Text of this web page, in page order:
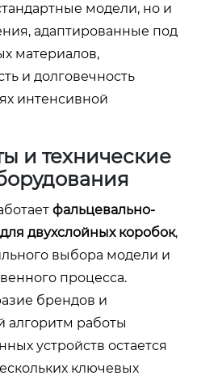
модели, но и
адаптированные под
материалов,
и долговечность
интенсивной
и технические
фальцевально-
двухслойных коробок,
выбора модели и
процесса.
брендов и
алгоритм работы
устройств остается
ключевых